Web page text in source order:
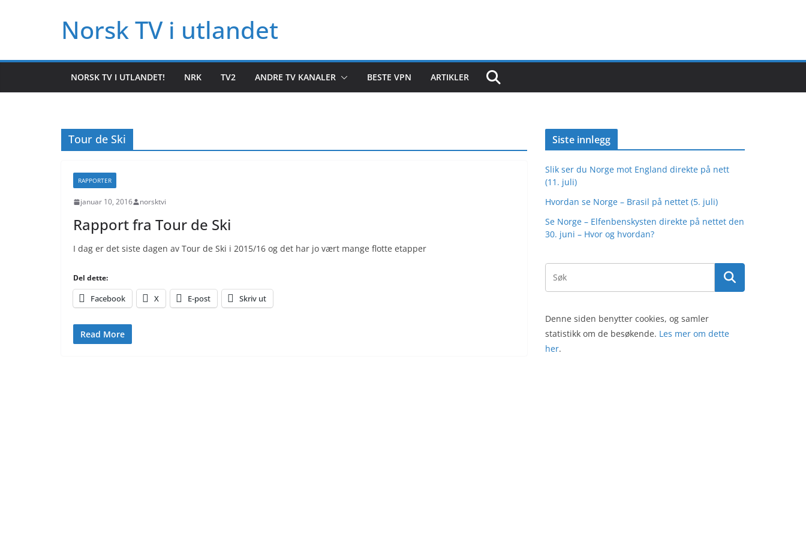
Norsk TV i utlandet
NORSK TV I UTLANDET! NRK TV2 ANDRE TV KANALER BESTE VPN ARTIKLER
Tour de Ski
RAPPORTER
januar 10, 2016 norsktvi
Rapport fra Tour de Ski
I dag er det siste dagen av Tour de Ski i 2015/16 og det har jo vært mange flotte etapper
Del dette:
Facebook X E-post Skriv ut
Read More
Siste innlegg
Slik ser du Norge mot England direkte på nett
(11. juli)
Hvordan se Norge – Brasil på nettet (5. juli)
Se Norge – Elfenbenskysten direkte på nettet den
30. juni – Hvor og hvordan?
Denne siden benytter cookies, og samler
statistikk om de besøkende. Les mer om dette
her.